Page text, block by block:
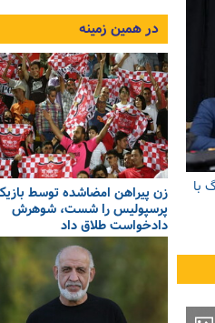
در همین زمینه
زن پیراهن امضاشده توسط
پرسپولیس را شست، شوهرش
دادخواست طلاق داد
با